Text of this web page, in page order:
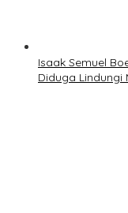
Isaak Semuel
Diduga Lindungi